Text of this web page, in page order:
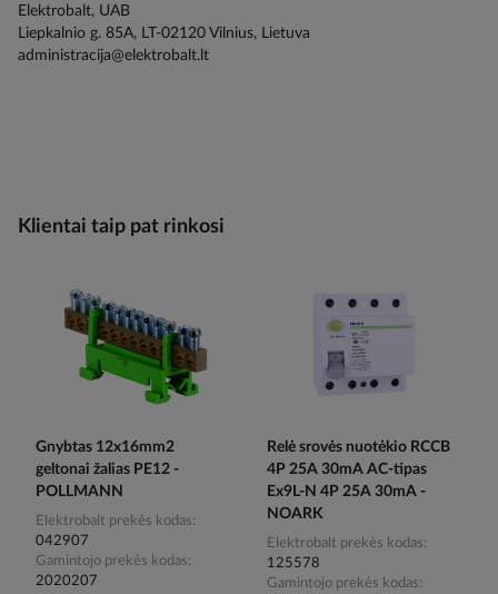
Elektrobalt, UAB
Liepkalnio g. 85A, LT-02120 Vilnius, Lietuva
administracija@elektrobalt.lt
Klientai taip pat rinkosi
Gnybtas 12x16mm2
geltonai žalias PE12 -
POLLMANN
Elektrobalt prekės kodas
042907
Gamintojo prekės kodas
2020207
Relė srovės nuotėkio RCCB
4P 25A 30mA AC-tipas
Ex9L-N 4P 25A 30mA -
NOARK
Elektrobalt prekės kodas
125578
Gamintojo prekės kodas